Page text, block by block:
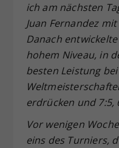
ich am nächsten
Juan Fernandez
Danach
hohem Niveau, in
besten Leistung
erdrücken und 7:5,
Vor wenigen
eins des Turniers,